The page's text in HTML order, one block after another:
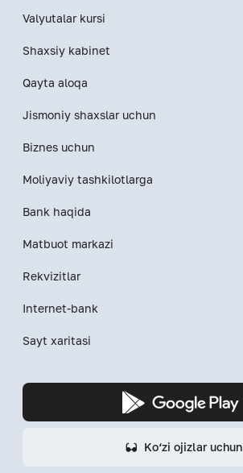
Valyutalar kursi
Shaxsiy kabinet
Qayta aloqa
Jismoniy shaxslar uchun
Biznes uchun
Moliyaviy tashkilotlarga
Bank haqida
Matbuot markazi
Rekvizitlar
Internet-bank
Sayt xaritasi
Ko‘zi ojizlar uchun